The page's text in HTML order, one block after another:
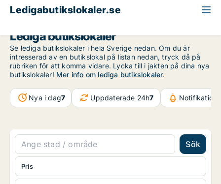
Ledigabutikslokaler.se
Lediga butikslokaler
Se lediga butikslokaler i hela Sverige nedan. Om du är
intresserad av en butikslokal på listan nedan, tryck då på
rubriken för att komma vidare. Lycka till i jakten på dina nya
butikslokaler! Mer info om lediga butikslokaler.
Nya i dag7 Uppdaterade 24h7
Sök
Pris